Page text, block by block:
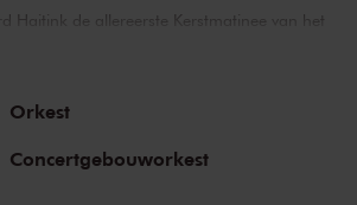
Haitink de allereerste Kerstmatinee van het
Sindsdien wordt ieder jaar op Eerste
AVROTROS.
Orkest
Concertgebouworkest